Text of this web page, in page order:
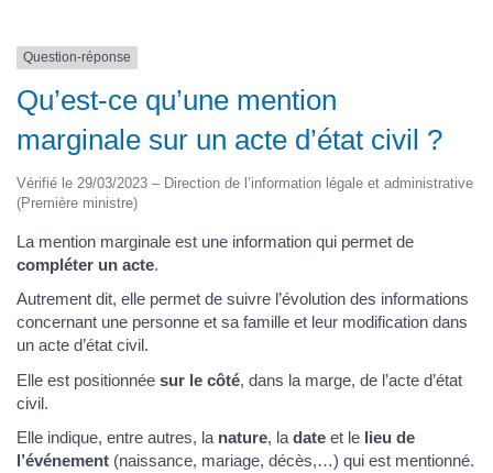
Question-réponse
Qu’est-ce qu’une mention
marginale sur un acte d’état civil ?
Vérifié le 29/03/2023 – Direction de l’information légale et administrative
(Première ministre)
La mention marginale est une information qui permet de
compléter un acte.
Autrement dit, elle permet de suivre l’évolution des informations
concernant une personne et sa famille et leur modification dans
un acte d’état civil.
Elle est positionnée sur le côté, dans la marge, de l’acte d’état
civil.
Elle indique, entre autres, la nature, la date et le lieu de
l’événement (naissance, mariage, décès,…) qui est mentionné.